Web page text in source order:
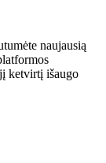
naujausią
ketvirtį išaugo